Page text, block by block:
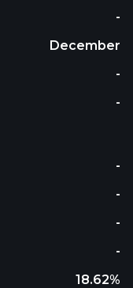
-
December
-
-
-
-
-
-
18.62%